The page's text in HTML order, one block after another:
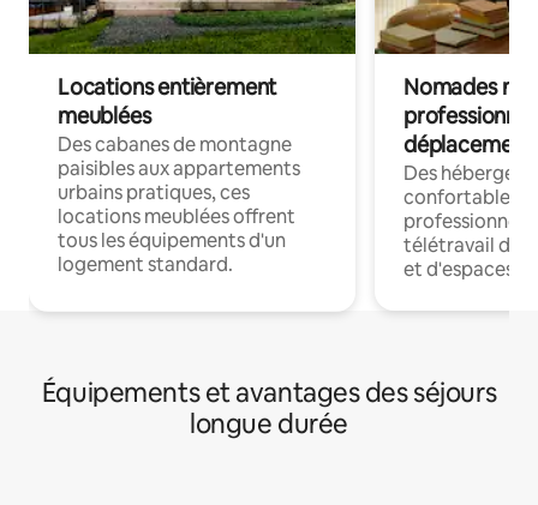
Locations entièrement
meublées
Des cabanes de montagne
paisibles aux appartements
urbains pratiques, ces
locations meublées offrent
tous les équipements d'un
logement standard.
Nomades
déplacement
Des
confortables
professionnels
télétravail
et d'espaces
Équipements et avantages des séjours
longue durée